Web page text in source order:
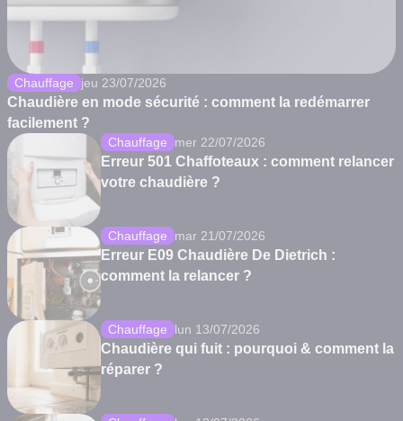
Chauffage jeu 23/07/2026
Chaudière en mode sécurité : comment la redémarrer
facilement ?
Chauffage mer 22/07/2026
Erreur 501 Chaffoteaux : comment relancer
votre chaudière ?
Chauffage mar 21/07/2026
Erreur E09 Chaudière De Dietrich :
comment la relancer ?
Chauffage lun 13/07/2026
Chaudière qui fuit : pourquoi & comment la
réparer ?